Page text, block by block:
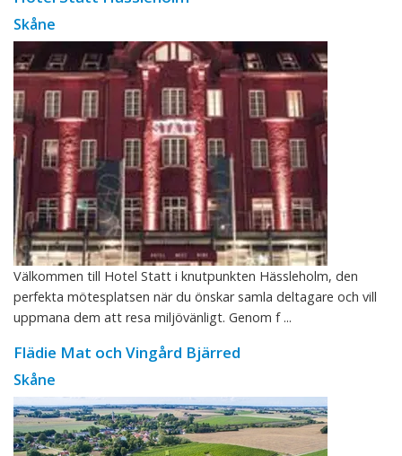
Skåne
Välkommen till Hotel Statt i knutpunkten Hässleholm, den
perfekta mötesplatsen när du önskar samla deltagare och vill
uppmana dem att resa miljövänligt. Genom f ...
Flädie Mat och Vingård Bjärred
Skåne